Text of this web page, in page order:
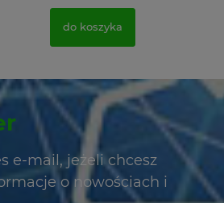
do koszyka
e-mail, jeżeli chcesz
o nowościach i